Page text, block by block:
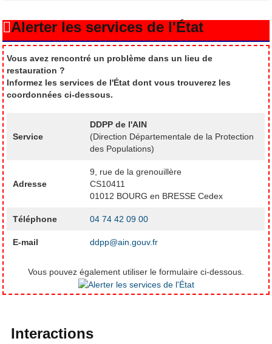
Alerter les services de l'État
Vous avez rencontré un problème dans un lieu de
restauration ?
Informez les services de l'État dont vous trouverez les
coordonnées ci-dessous.
Service
DDPP de l'AIN
(Direction Départementale de la Protection
des Populations)
Adresse
9, rue de la grenouillère
CS10411
01012 BOURG en BRESSE Cedex
Téléphone 04 74 42 09 00
E-mail ddpp@ain.gouv.fr
Vous pouvez également utiliser le formulaire ci-dessous.
Interactions